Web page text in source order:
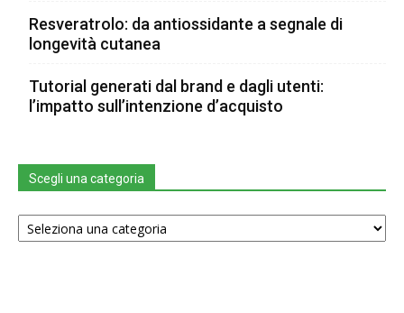
Resveratrolo: da antiossidante a segnale di
longevità cutanea
Tutorial generati dal brand e dagli utenti:
l’impatto sull’intenzione d’acquisto
Scegli una categoria
Scegli
una